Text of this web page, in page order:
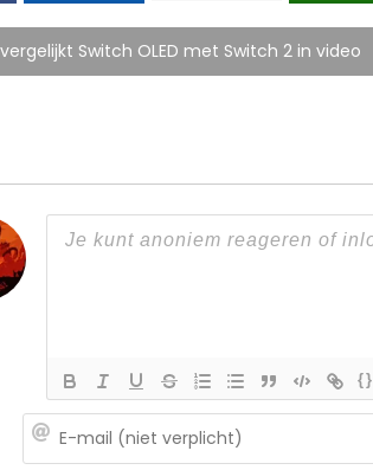
Switch OLED met Switch 2 in video
{}